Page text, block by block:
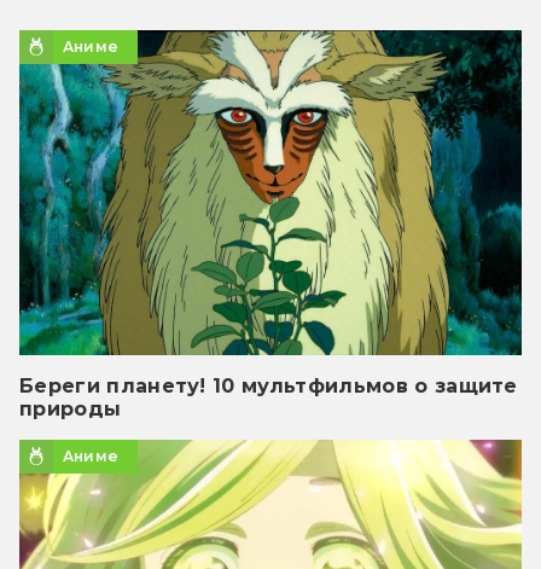
Аниме
Береги планету! 10 мультфильмов о защите
природы
Аниме